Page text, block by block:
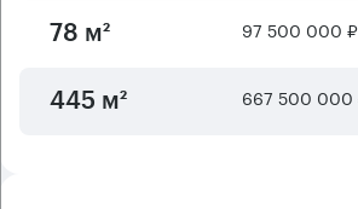
78 м² 97 500 000 ₽
445 м² 667 500 000